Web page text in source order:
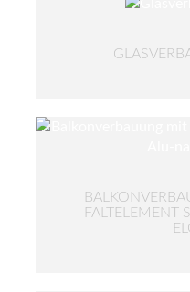
FALTELEMENT